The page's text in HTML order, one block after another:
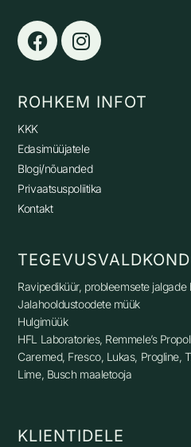
ROHKEM INFOT
KKK
Edasimüüjatele
Blogi/nõuanded
Privaatsuspoliitika
Kontakt
TEGEVUSVALDKOND
Ravipediküür, probleemsete jalgade
Jalahooldustoodete müük
Hulgimüük
HFL Laboratories, Remmele’s
Caremed, Fresco, Lukas, Progline,
Lime, Busch maaletooja
KLIENTIDELE